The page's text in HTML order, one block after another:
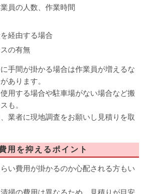
員の人数、作業時間
経由する場合
の有無
手間が掛かる場合は作業員が増えるな
あります。
用する場合や駐車場がない場合など搬
も。
業者に現地調査をお願いし見積りを取
用を抑えるポイント
い費用が掛かるのか心配される方もい